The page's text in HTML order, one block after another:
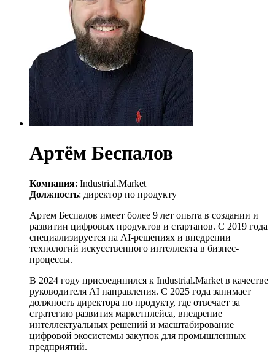
Артём Беспалов
Компания: Industrial.Market
Должность: директор по продукту
Артем Беспалов имеет более 9 лет опыта в создании и
развитии цифровых продуктов и стартапов. С 2019 года
специализируется на AI-решениях и внедрении
технологий искусственного интеллекта в бизнес-
процессы.
В 2024 году присоединился к Industrial.Market в качестве
руководителя AI направления. С 2025 года занимает
должность директора по продукту, где отвечает за
стратегию развития маркетплейса, внедрение
интеллектуальных решений и масштабирование
цифровой экосистемы закупок для промышленных
предприятий.